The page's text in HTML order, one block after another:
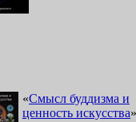
«Смысл буддизма и
ценность искусства»